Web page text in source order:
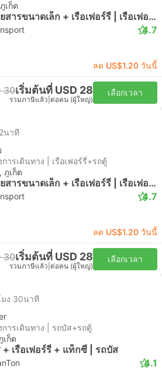
เก็ต
รถโดยสารขนาดเล็ก + เรือเฟอร์รี่ | เรือเฟอร์รี่
4.7
ลด US$1.20 วันนี้
30เริ่มต้นที่ USD 28
รวมภาษีแล้ว ต่อคน (ผู้ใหญ่)
เลือกเวลา
นาที
ารเดินทาง | เรือเฟอร์รี่+รถตู้
ภูเก็ต
รถโดยสารขนาดเล็ก + เรือเฟอร์รี่ | เรือเฟอร์รี่
4.7
ลด US$1.20 วันนี้
30เริ่มต้นที่ USD 28
รวมภาษีแล้ว ต่อคน (ผู้ใหญ่)
เลือกเวลา
ง 30นาที
ารเดินทาง | รถบัส+รถตู้
เก็ต
+ เรือเฟอร์รี่ + แท็กซี่ | รถบัส
4.1